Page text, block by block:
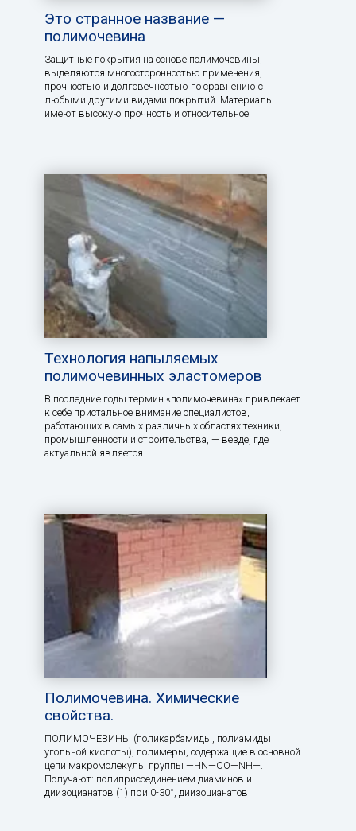
Это странное название —
полимочевина
Защитные покрытия на основе полимочевины,
выделяются многосторонностью применения,
прочностью и долговечностью по сравнению с
любыми другими видами покрытий. Материалы
имеют высокую прочность и относительное
Технология напыляемых
полимочевинных эластомеров
В последние годы термин «полимочевина» привлекает
к себе пристальное внимание специалистов,
работающих в самых различных областях техники,
промышленности и строительства, — везде, где
актуальной является
Полимочевина. Химические
свойства.
ПОЛИМОЧЕВИНЫ (поликарбамиды, полиамиды
угольной кислоты), полимеры, содержащие в основной
цепи макромолекулы группы —HN—СО—NH—.
Получают: полиприсоединением диаминов и
диизоцианатов (1) при 0-30°, диизоцианатов